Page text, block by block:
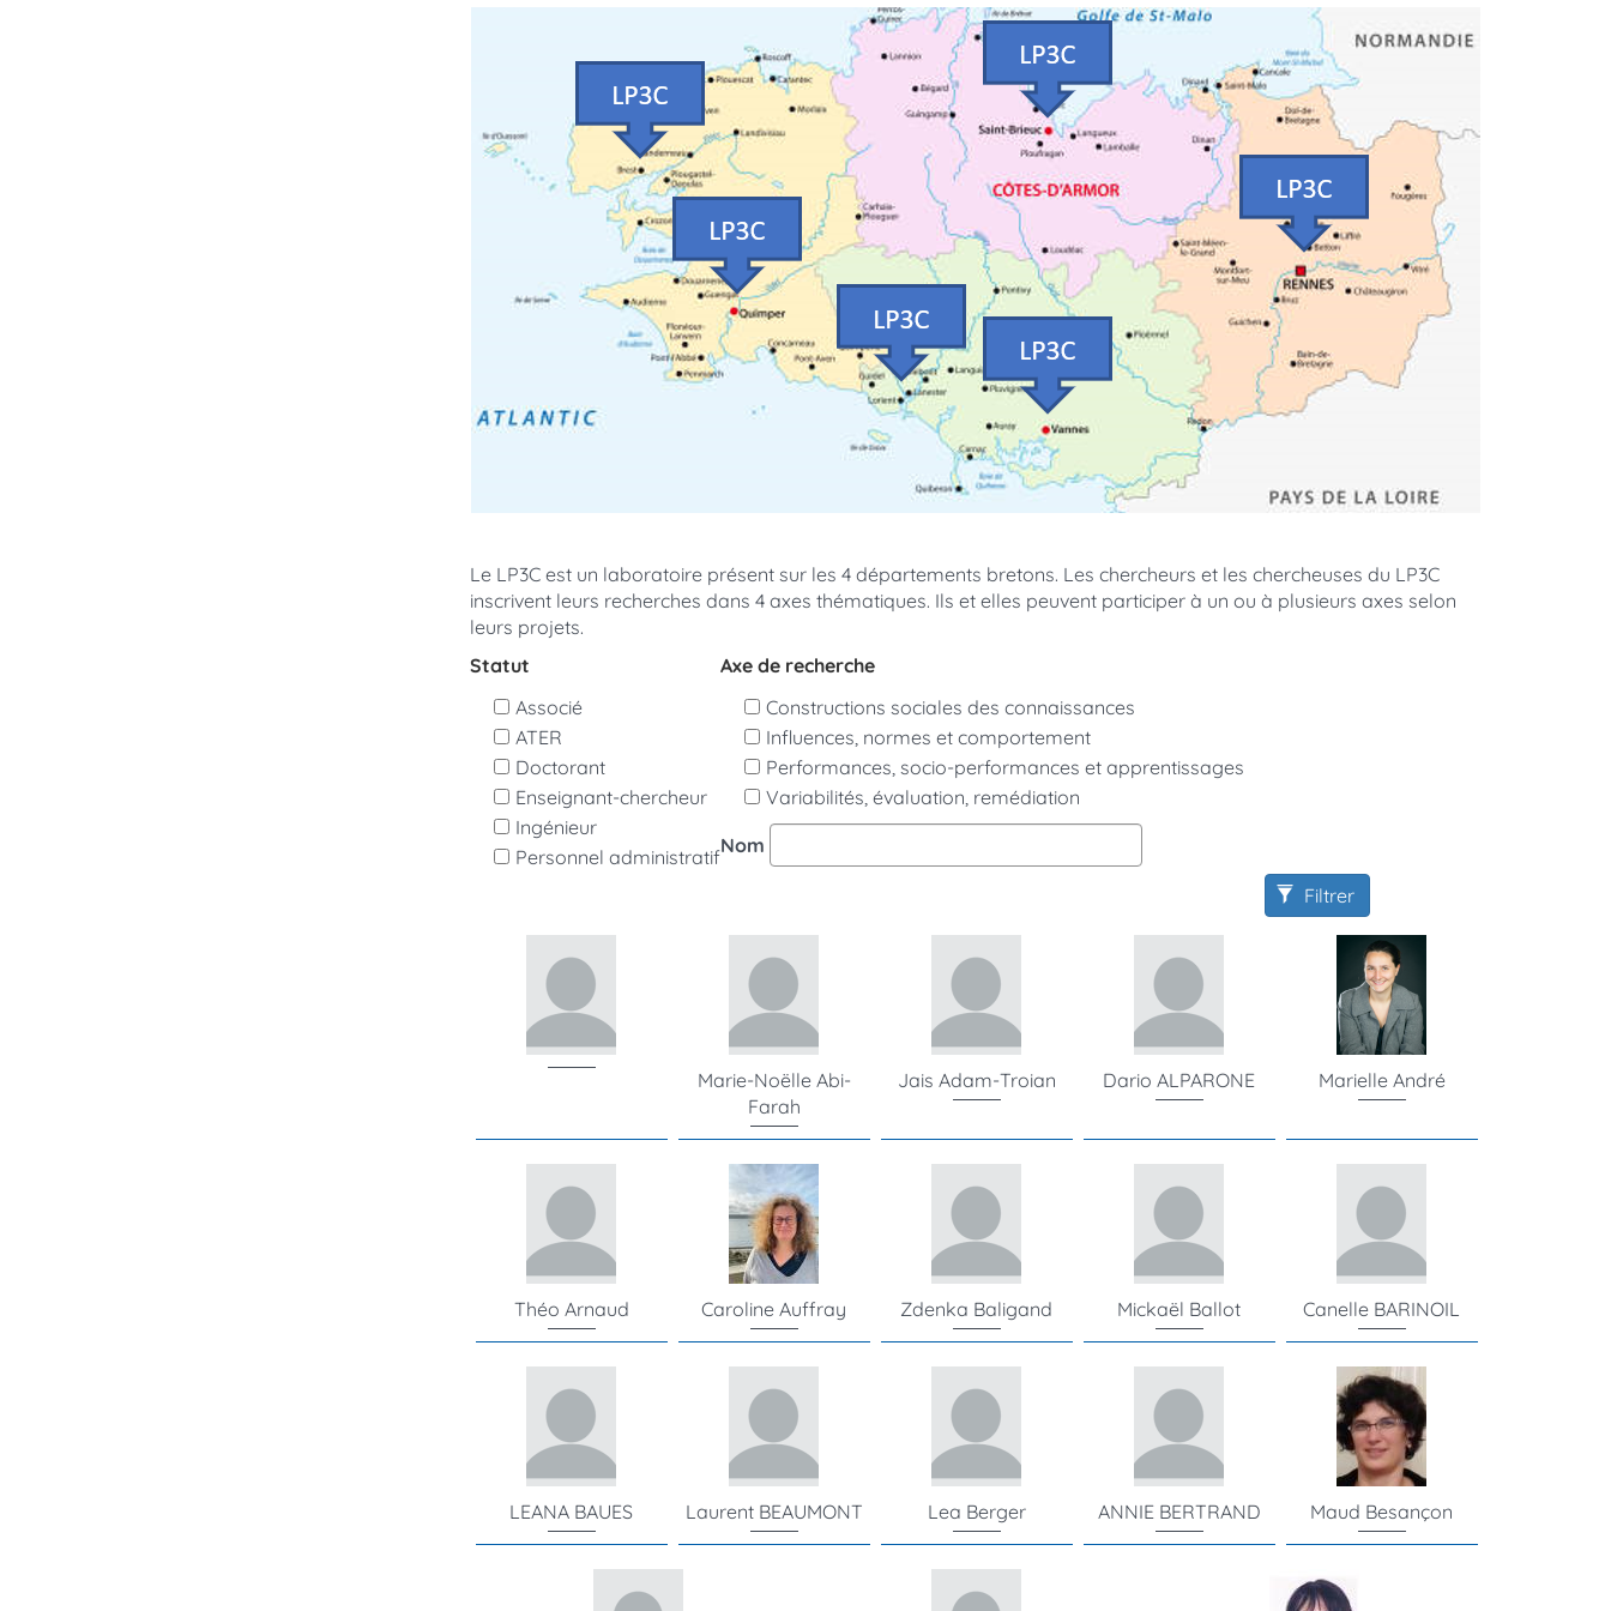
Le LP3C est un laboratoire présent sur les 4 départements bretons. Les chercheurs et les chercheuses du LP3C
inscrivent leurs recherches dans 4 axes thématiques. Ils et elles peuvent participer à un ou à plusieurs axes selon
leurs projets.
Statut
Associé
ATER
Doctorant
Enseignant-chercheur
Ingénieur
Personnel administratif
Axe de recherche
Constructions sociales des connaissances
Influences, normes et comportement
Performances, socio-performances et apprentissages
Variabilités, évaluation, remédiation
Nom
Filtrer
Marie-Noëlle Abi-
Farah
Jais Adam-Troian Dario ALPARONE Marielle André
Théo Arnaud Caroline Auffray Zdenka Baligand Mickaël Ballot Canelle BARINOIL
LEANA BAUES Laurent BEAUMONT Lea Berger ANNIE BERTRAND Maud Besançon